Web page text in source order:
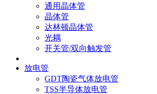
通用晶体管
晶体管
达林顿晶体管
光耦
开关管/双向触发管
放电管
GDT陶瓷气体放电管
TSS半导体放电管